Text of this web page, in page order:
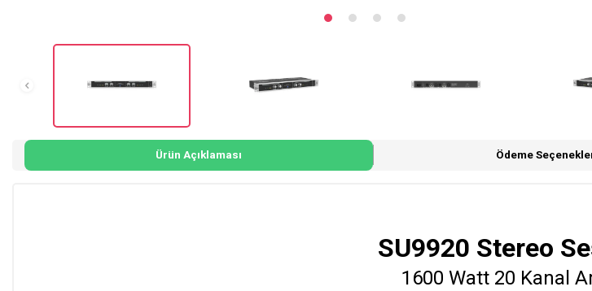
Ürün Açıklaması Ödeme
SU9920 Stereo
1600 Watt 20 Kanal